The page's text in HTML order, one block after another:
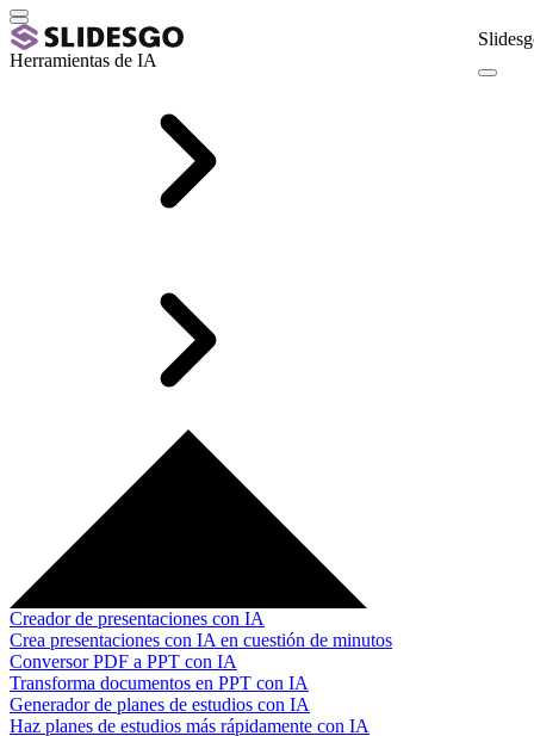
Herramientas de IA
Creador de presentaciones con IA
Crea presentaciones con IA en cuestión de minutos
Conversor PDF a PPT con IA
Transforma documentos en PPT con IA
Generador de planes de estudios con IA
Haz planes de estudios más rápidamente con IA